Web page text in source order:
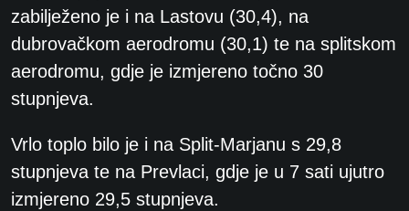
zabilježeno je i na Lastovu (30,4), na
dubrovačkom aerodromu (30,1) te na splitskom
aerodromu, gdje je izmjereno točno 30
stupnjeva.
Vrlo toplo bilo je i na Split-Marjanu s 29,8
stupnjeva te na Prevlaci, gdje je u 7 sati ujutro
izmjereno 29,5 stupnjeva.